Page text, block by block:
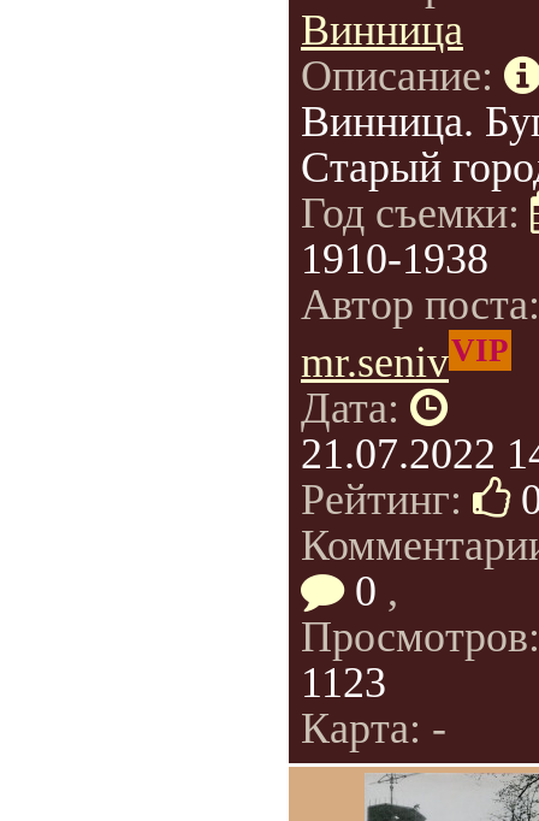
Винница
Описание:
Винница.
Старый
Год съемки:
1910-1938
Автор
mr.senivVIP
Дата:
21.07.2022
Рейтинг:
0 ,
1123
Карта: -